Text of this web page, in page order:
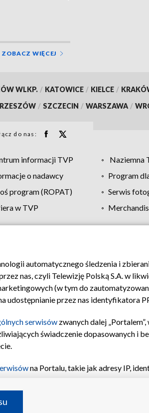
ZOBACZ WIĘCEJ
WLKP. / KATOWICE / KIELCE /
RZESZÓW / SZCZECIN / WARSZAWA /
do nas:
informacji TVP Naziemna
o nadawcy
Program
program (ROPAT)
Serwis
w TVP
Moje zgody Pomoc Biuro
automatycznego śledzenia i
nas, czyli Telewizję Polską S.A. w
(w tym do
udostępnianie przez nas identyfikatora
serwisów zwanych dalej
świadczenie dopasowanych i
na Portalu, takie jak adresy IP,
na urządzeniu lub dostęp do nich,
treści, wyboru